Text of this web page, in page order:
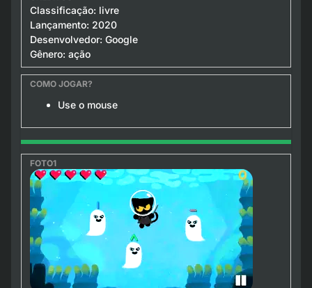
Classificação: livre
Lançamento: 2020
Desenvolvedor: Google
Gênero: ação
Use o mouse